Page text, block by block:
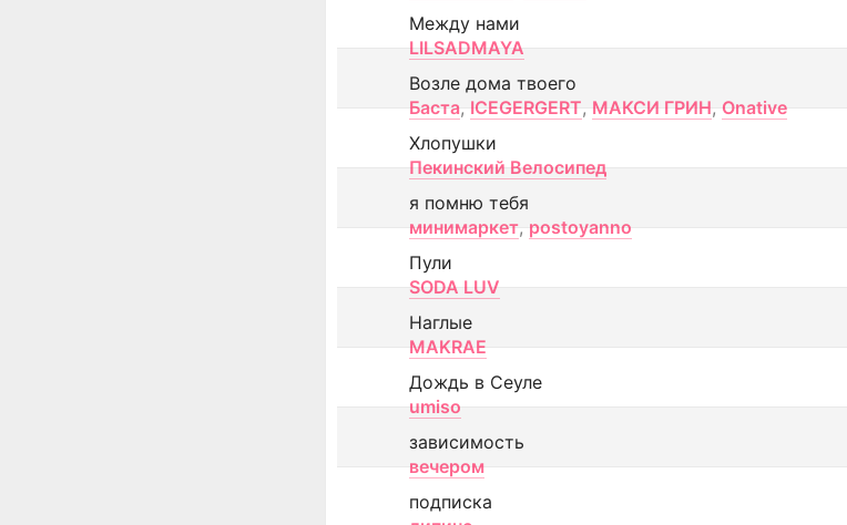
Между нами
LILSADMAYA
Возле дома твоего
Баста, ICEGERGERT, МАКСИ ГРИН, Onative
Хлопушки
Пекинский Велосипед
я помню тебя
минимаркет, postoyanno
Пули
SODA LUV
Наглые
MAKRAE
Дождь в Сеуле
umiso
зависимость
вечером
подписка